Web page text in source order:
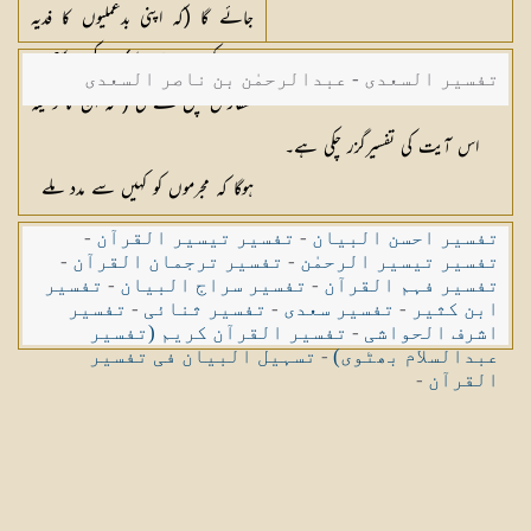
جائے گا (کہ اپنی بدعملیوں کا فدیہ
دے کر جان چھڑا لو) نہ کسی سعی و
سفارش چل سکے گی ( کہ ان کا وسیلہ
ہوگا کہ مجرموں کو کہیں سے مدد ملے
تفسیر السعدی - عبدالرحمٰن بن ناصر السعدی
اس آیت کی تفسیرگزر چکی ہے۔
تفسیر احسن البیان - تفسیر تیسیر القرآن -
تفسیر تیسیر الرحمٰن - تفسیر ترجمان القرآن -
تفسیر فہم القرآن - تفسیر سراج البیان - تفسیر
ابن کثیر - تفسیر سعدی - تفسیر ثنائی - تفسیر
اشرف الحواشی - تفسیر القرآن کریم (تفسیر
عبدالسلام بھٹوی)-تسہیل البیان فی تفسیر
القرآن -